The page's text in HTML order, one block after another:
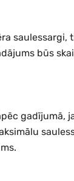
saulessargi,
būs
gadījumā,